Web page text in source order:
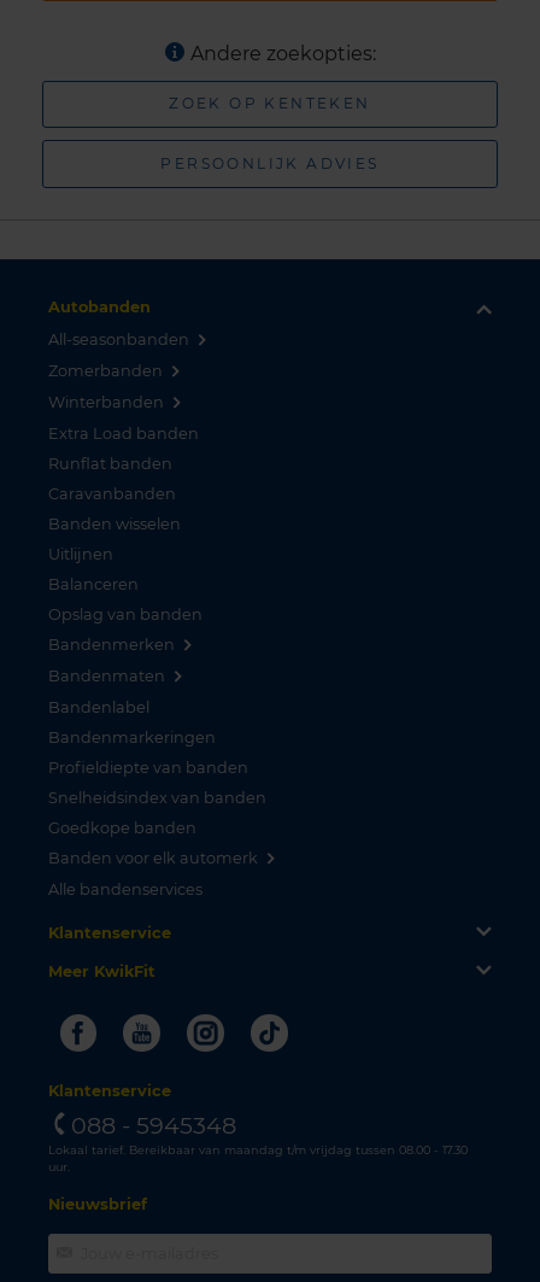
Andere zoekopties:
ZOEK OP KENTEKEN
PERSOONLIJK ADVIES
Autobanden
All-seasonbanden
Zomerbanden
Winterbanden
Extra Load banden
Runflat banden
Caravanbanden
Banden wisselen
Uitlijnen
Balanceren
Opslag van banden
Bandenmerken
Bandenmaten
Bandenlabel
Bandenmarkeringen
Profieldiepte van banden
Snelheidsindex van banden
Goedkope banden
Banden voor elk automerk
Alle bandenservices
Klantenservice
Meer KwikFit
FacebookYoutubeInstagram
Tiktok
Klantenservice
088 - 5945348
Lokaal tarief. Bereikbaar van maandag t/m vrijdag tussen 08.00 - 17.30
uur.
Nieuwsbrief